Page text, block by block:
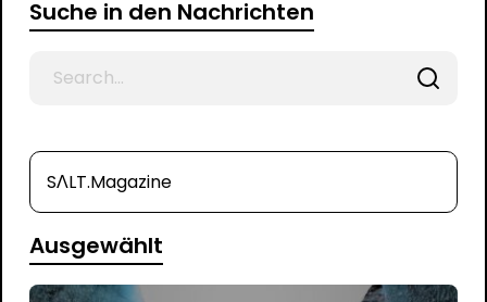
Suche in den Nachrichten
SΛLT.Magazine
Ausgewählt